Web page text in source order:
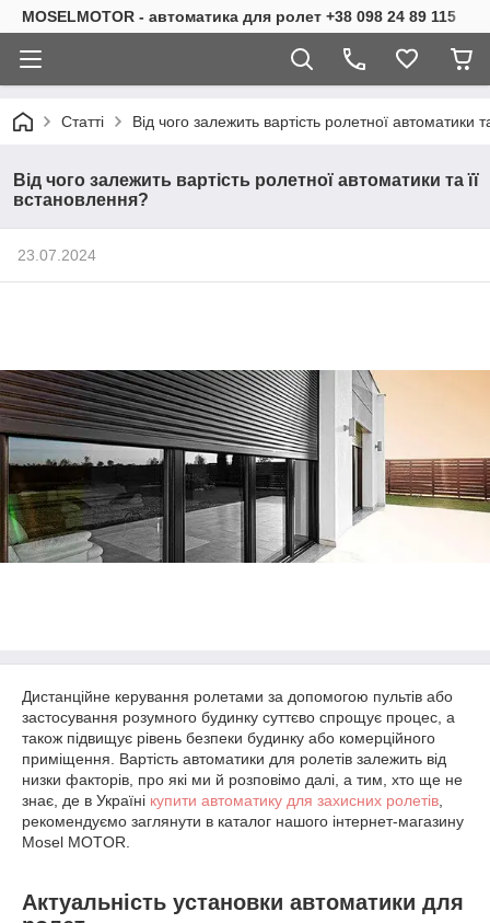
MOSELMOTOR - автоматика для ролет +38 098 24 89 115
Статті Від чого залежить вартість ролетної автоматики
Від чого залежить вартість ролетної автоматики та її
встановлення?
23.07.2024
Дистанційне керування ролетами за допомогою пультів або
застосування розумного будинку суттєво спрощує процес, а
також підвищує рівень безпеки будинку або комерційного
приміщення. Вартість автоматики для ролетів залежить від
низки факторів, про які ми й розповімо далі, а тим, хто ще не
знає, де в Україні купити автоматику для захисних ролетів
рекомендуємо заглянути в каталог нашого інтернет-магазину
Mosel MOTOR.
Актуальність установки автоматики для